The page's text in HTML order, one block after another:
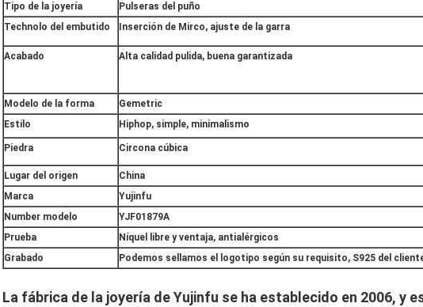
Tipo de la joyería
Pulseras del puño
Technolo del embutido
Inserción de Mirco, ajuste de la garra
Acabado Alta calidad pulida, buena garantizada
Modelo de la forma
Gemetric
Estilo
Hiphop, simple, minimalismo
Piedra Circona cúbica
Lugar del origen
China
Marca
Yujinfu
Number modelo
YJF01879A
Prueba
Níquel libre y ventaja, antialérgicos
Grabado
Podemos sellamos el logotipo según su requisito, S925 del
La fábrica de la joyería de Yujinfu se ha establecido en 2006, y